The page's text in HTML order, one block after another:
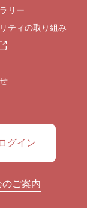
リー
ティの取り組み
グイン
ご案内